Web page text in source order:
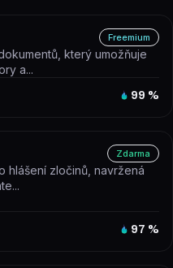
Freemium
který umožňuje
a...
99 %
Zdarma
hlášení zločinů, navržená
97 %